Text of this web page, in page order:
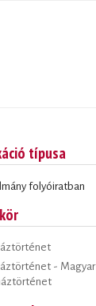
típusa
folyóiratban
- Magyar